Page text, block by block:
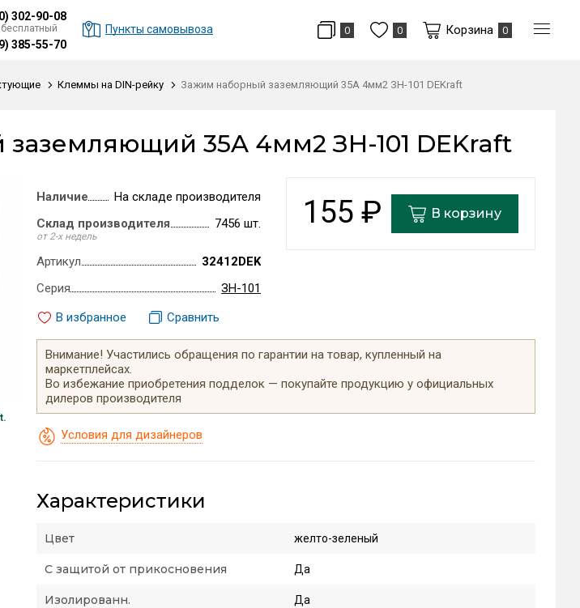
302-90-08
385-55-70
Пункты самовывоза 0 0 Корзина 0
Клеммы на DIN-рейку Зажим наборный заземляющий 35A 4мм2 ЗН-101 DEKraft
35A 4мм2 ЗН-101 DEKraft
155 ₽ В корзину
Наличие
На складе производителя
Склад производителя
от 2-х недель
7456 шт.
Артикул
32412DEK
Серия
ЗН-101
В избранное
Сравнить
Внимание! Участились обращения по гарантии на товар, купленный на
маркетплейсах.
Во избежание приобретения подделок — покупайте продукцию у официальных
дилеров производителя
Условия для дизайнеров
Характеристики
Цвет желто-зеленый
С защитой от прикосновения Да
Изолированн. Да